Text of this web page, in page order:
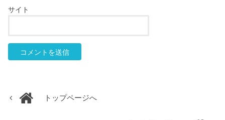
サイト
トップページへ